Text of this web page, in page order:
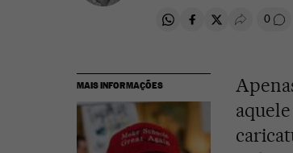
Compartir en Whatsapp
Compartir en
Compartir en
0
MAIS INFORMAÇÕES